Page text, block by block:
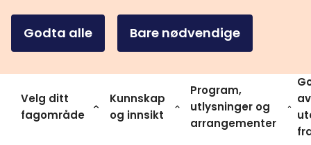
Godta alle Bare nødvendige
Velg ditt
fagområde
Kunnskap
og innsikt
Program,
utlysninger og
arrangementer
av